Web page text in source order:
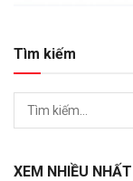
Tìm kiếm
XEM NHIỀU NHẤT